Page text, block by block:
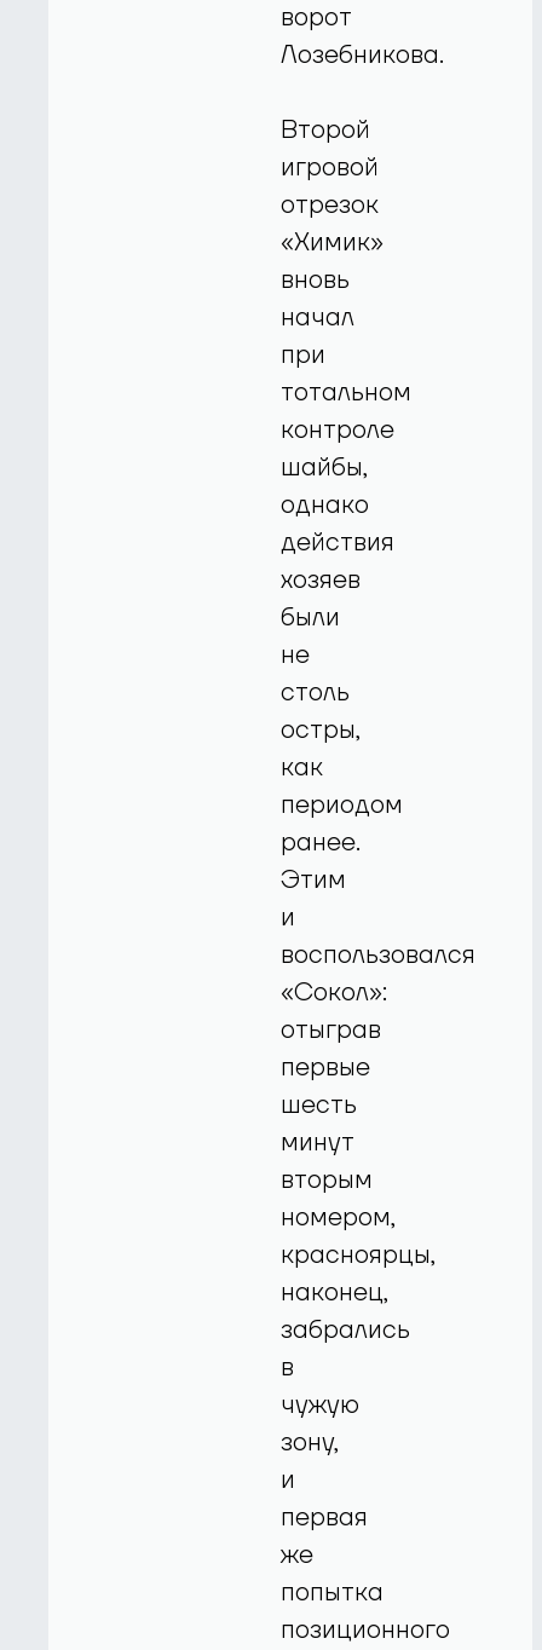
ворот
Лозебникова.
Второй
игровой
отрезок
«Химик»
вновь
начал
при
тотальном
контроле
шайбы,
однако
действия
хозяев
были
не
столь
остры,
как
периодом
ранее.
Этим
и
воспользовался
«Сокол»:
отыграв
первые
шесть
минут
вторым
номером,
красноярцы,
наконец,
забрались
в
чужую
зону,
и
первая
же
попытка
позиционного